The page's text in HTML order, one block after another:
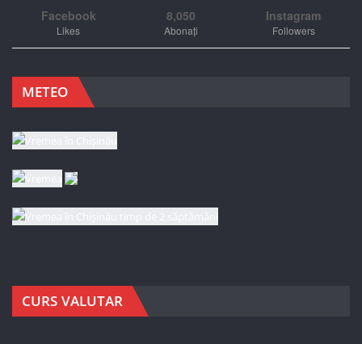
Facebook
Likes
8,050
Abonați
Instagram
Followers
METEO
CURS VALUTAR